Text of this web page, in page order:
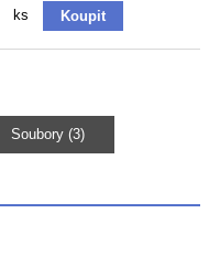
ks
Soubory (3)